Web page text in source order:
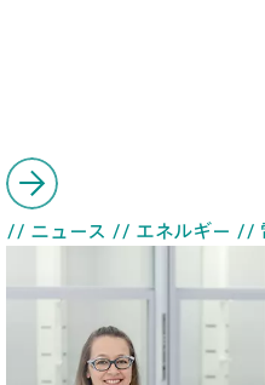
// ニュース // エネルギー //